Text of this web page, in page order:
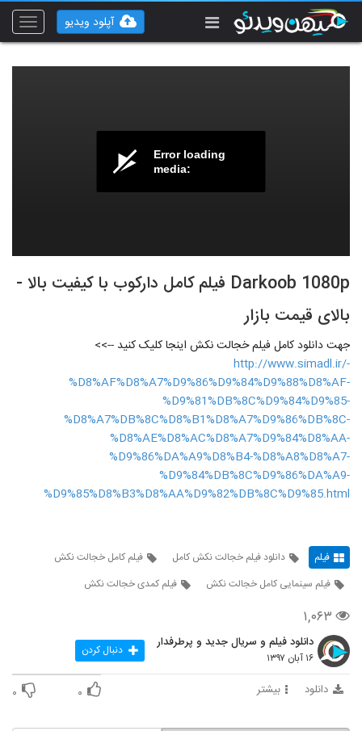
Toggle
آپلود ویدیو
Error loading
media:
Darkoob 1080p فیلم کامل دارکوب با کیفیت بالا -
بالای قیمت بازار
جهت دانلود کامل فیلم خجالت نکش اینجا کلیک کنید -->>
http://www.simadl.ir/-
%D8%AF%D8%A7%D9%86%D9%84%D9%88%D8%AF-
%D9%81%DB%8C%D9%84%D9%85-
%D8%A7%DB%8C%D8%B1%D8%A7%D9%86%DB%8C-
%D8%AE%D8%AC%D8%A7%D9%84%D8%AA-
%D9%86%DA%A9%D8%B4-%D8%A8%D8%A7-
%D9%84%DB%8C%D9%86%DA%A9-
%D9%85%D8%B3%D8%AA%D9%82%DB%8C%D9%85.html
فیلم دانلود فیلم خجالت نکش کامل
فیلم کامل خجالت نکش
فیلم سینمایی کامل خجالت نکش
فیلم کمدی خجالت نکش
۱,۰۶۳
دانلود فیلم و سریال جدید و پرطرفدار
۱۶ آبان ۱۳۹۷ دنبال کردن
دانلود بیشتر ۰ ۰